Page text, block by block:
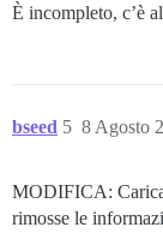
È incompleto, c’è
bseed 8 Agosto
5
MODIFICA:
rimosse le